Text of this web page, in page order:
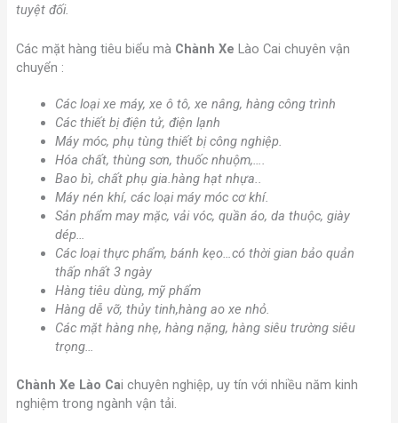
tuyệt đối.
Các mặt hàng tiêu biểu mà Chành Xe Lào Cai chuyên vận
chuyển :
Các loại xe máy, xe ô tô, xe nâng, hàng công trình
Các thiết bị điện tử, điện lạnh
Máy móc, phụ tùng thiết bị công nghiệp.
Hóa chất, thùng sơn, thuốc nhuộm,….
Bao bì, chất phụ gia.hàng hạt nhựa..
Máy nén khí, các loại máy móc cơ khí.
Sản phẩm may mặc, vải vóc, quần áo, da thuộc, giày
dép…
Các loại thực phẩm, bánh kẹo…có thời gian bảo quản
thấp nhất 3 ngày
Hàng tiêu dùng, mỹ phẩm
Hàng dễ vỡ, thủy tinh,hàng ao xe nhỏ.
Các mặt hàng nhẹ, hàng nặng, hàng siêu trường siêu
trọng…
Chành Xe Lào Cai chuyên nghiệp, uy tín với nhiều năm kinh
nghiệm trong ngành vận tải.